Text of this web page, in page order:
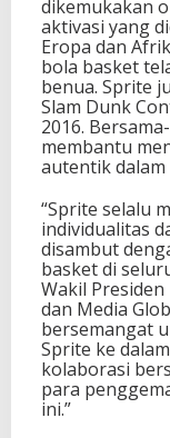
dikemukakan
aktivasi yang
Eropa dan
bola basket
benua. Sprite
Slam Dunk
2016.
membantu
autentik
“Sprite selalu
individualitas
disambut
basket di
Wakil
dan Media
bersemangat
Sprite ke
kolaborasi
para
ini.”